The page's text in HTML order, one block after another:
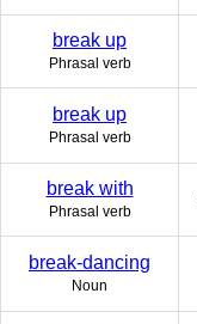
break up
Phrasal verb
break up
Phrasal verb
break with
Phrasal verb
break-dancing
Noun